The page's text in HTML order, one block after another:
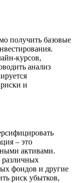
получить базовые
курсов,
анализ
и
– это
активами.
фондов и другие
риск убытков,